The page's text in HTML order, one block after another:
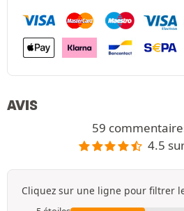
AVIS
59
4.5
Cliquez sur une ligne pour filtrer